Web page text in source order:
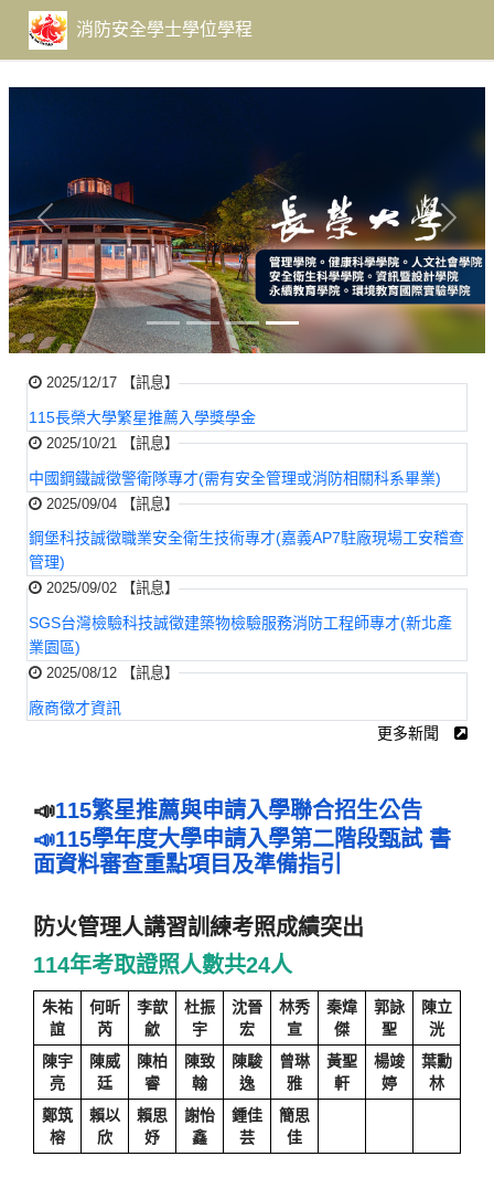
主
要
消防安全學士學位學程
Previous Next
2025/12/17 【訊息】
115長榮大學繁星推薦入學獎學金
2025/10/21 【訊息】
中國鋼鐵誠徵警衛隊專才(需有安全管理或消防相關科系畢業)
2025/09/04 【訊息】
鋼堡科技誠徵職業安全衛生技術專才(嘉義AP7駐廠現場工安稽查
管理)
2025/09/02 【訊息】
SGS台灣檢驗科技誠徵建築物檢驗服務消防工程師專才(新北產
業園區)
2025/08/12 【訊息】
廠商徵才資訊
更多新聞
📣115繁星推薦與申請入學聯合招生公告
📣115學年度大學申請入學第二階段甄試 書
面資料審查重點項目及準備指引
防火管理人講習訓練考照成績突出
114年考取證照人數共24人
朱祐
誼
何昕
芮
李歆
歈
杜振
宇
沈晉
宏
林秀
宣
秦煒
傑
郭詠
聖
陳立
洸
陳宇
亮
陳威
廷
陳柏
睿
陳致
翰
陳駿
逸
曾琳
雅
黃聖
軒
楊竣
婷
葉勳
林
鄭筑
榕
賴以
欣
賴思
妤
謝怡
鑫
鍾佳
芸
簡思
佳